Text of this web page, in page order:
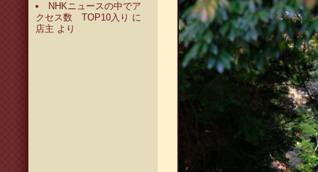
NHKニュースの中でア
クセス数 TOP10入り に
店主 より